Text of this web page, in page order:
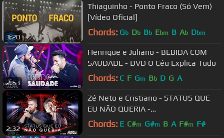
3:20
Thiaguinho - Ponto Fraco (Só Vem)
[Vídeo Oficial]
Chords: Gb Db Bb Ebm B Ab Dbm
2:53
Henrique e Juliano - BEBIDA COM
SAUDADE - DVD O Céu Explica Tudo
Chords: C F Gm Bb D G A
2:32
Zé Neto e Cristiano - STATUS QUE
EU NÃO QUERIA -
#EsqueceOMundoLaFora
Chords: E C#m G#m B A F#m F#